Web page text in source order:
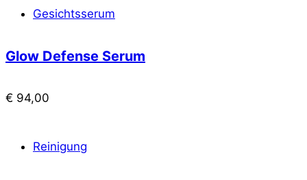
Gesichtsserum
Glow Defense Serum
€ 94,00
Reinigung